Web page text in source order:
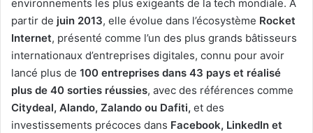
environnements les plus exigeants de la tech mondiale. À
partir de juin 2013, elle évolue dans l’écosystème Rocket
Internet, présenté comme l’un des plus grands bâtisseurs
internationaux d’entreprises digitales, connu pour avoir
lancé plus de 100 entreprises dans 43 pays et réalisé
plus de 40 sorties réussies, avec des références comme
Citydeal, Alando, Zalando ou Dafiti, et des
investissements précoces dans Facebook, LinkedIn et